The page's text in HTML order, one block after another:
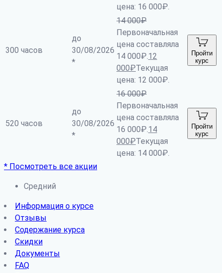
цена: 16 000₽.
300 часов
до
30/08/2026
*
14 000₽
Первоначальная
цена составляла
14 000₽.12
000₽Текущая
цена: 12 000₽.
Пройти
курс
520 часов
до
30/08/2026
*
16 000₽
Первоначальная
цена составляла
16 000₽.14
000₽Текущая
цена: 14 000₽.
Пройти
курс
* Посмотреть все акции
Средний
Информация о курсе
Отзывы
Содержание курса
Скидки
Документы
FAQ